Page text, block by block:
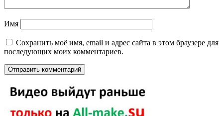
Имя
Сохранить моё имя, email и адрес сайта в этом браузере для
последующих моих комментариев.